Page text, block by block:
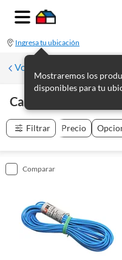
Ingresa tu ubicación
Mostraremos los
disponibles para tu
Volver a Electricidad
Cables Y Alambres
Filtrar Precio
comparar